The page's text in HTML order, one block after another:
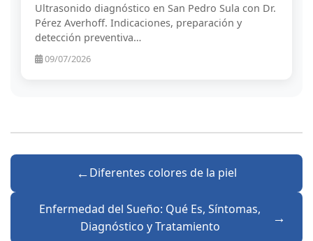
Ultrasonido diagnóstico en San Pedro Sula con Dr.
Pérez Averhoff. Indicaciones, preparación y
detección preventiva…
09/07/2026
Diferentes colores de la piel
Enfermedad del Sueño: Qué Es, Síntomas,
Diagnóstico y Tratamiento